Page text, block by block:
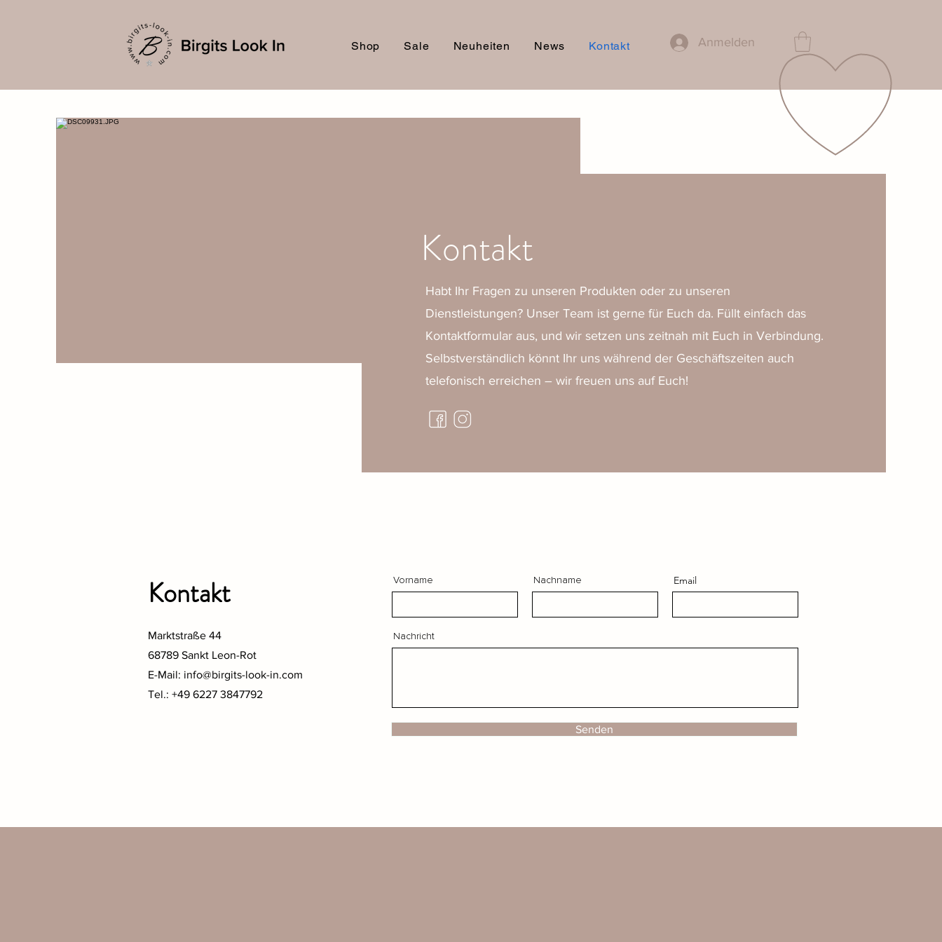
Shop Sale Neuheiten News Kontakt Anmelden
Kontakt
Habt Ihr Fragen zu unseren Produkten oder zu unseren
Dienstleistungen? Unser Team ist gerne für Euch da. Füllt einfach das
Kontaktformular aus, und wir setzen uns zeitnah mit Euch in Verbindung.
Selbstverständlich könnt Ihr uns während der Geschäftszeiten auch
telefonisch erreichen – wir freuen uns auf Euch!
Kontakt
Marktstraße 44
68789 Sankt Leon-Rot
E-Mail: info@birgits-look-in.com
Tel.: +49 6227 3847792
Vorname Nachname Email
Nachricht
Senden